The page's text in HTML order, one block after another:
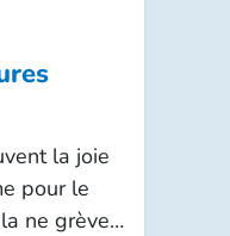
la joie
pour le
ne grève